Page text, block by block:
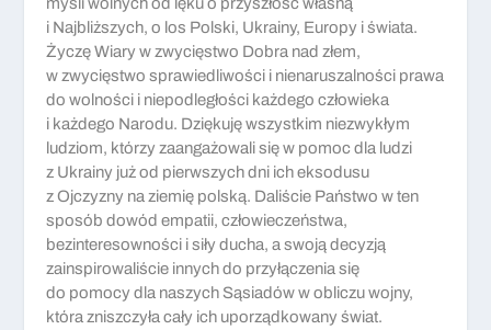
i Najbliższych, o los Polski, Ukrainy, Europy i świata.
Życzę Wiary w zwycięstwo Dobra nad złem,
w zwycięstwo sprawiedliwości i nienaruszalności prawa
do wolności i niepodległości każdego człowieka
i każdego Narodu. Dziękuję wszystkim niezwykłym
ludziom, którzy zaangażowali się w pomoc dla ludzi
z Ukrainy już od pierwszych dni ich eksodusu
z Ojczyzny na ziemię polską. Daliście Państwo w ten
sposób dowód empatii, człowieczeństwa,
bezinteresowności i siły ducha, a swoją decyzją
zainspirowaliście innych do przyłączenia się
do pomocy dla naszych Sąsiadów w obliczu wojny,
która zniszczyła cały ich uporządkowany świat.